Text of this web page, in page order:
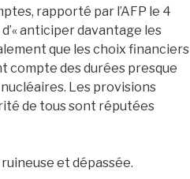
rapporté par l’AFP le 4
anticiper davantage les
que les choix financiers
compte des durées presque
Les provisions
de tous sont réputées
et dépassée.